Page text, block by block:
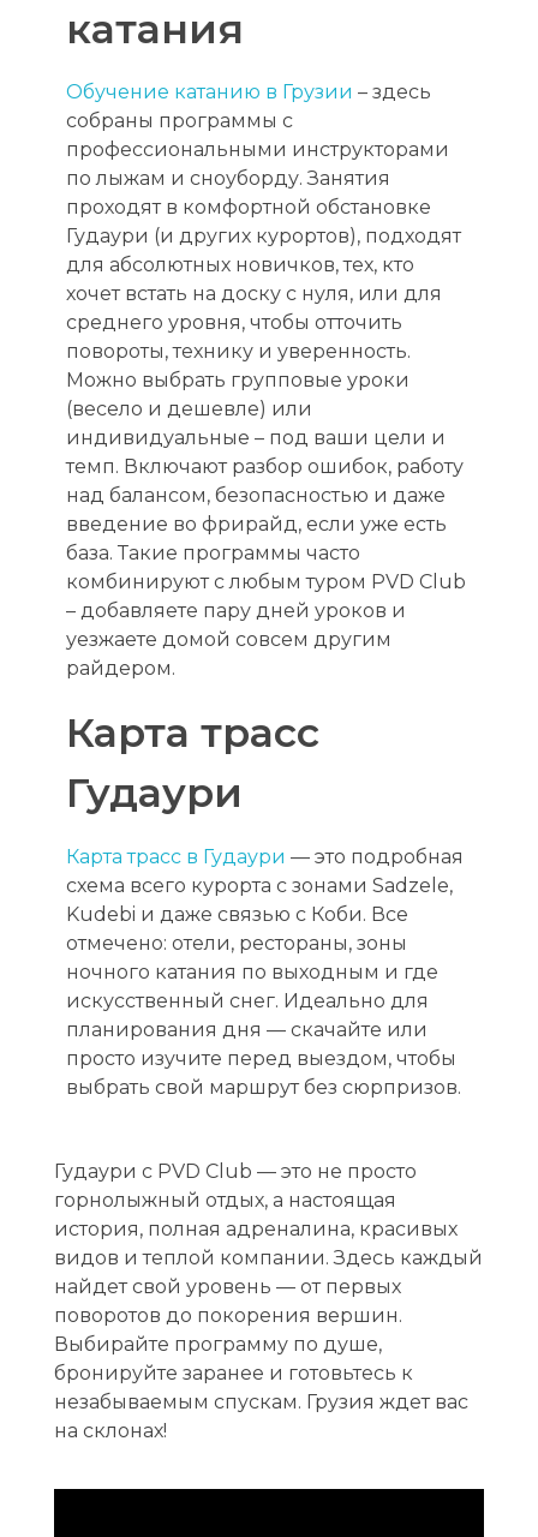
катания
Обучение катанию в Грузии – здесь
собраны программы с
профессиональными инструкторами
по лыжам и сноуборду. Занятия
проходят в комфортной обстановке
Гудаури (и других курортов), подходят
для абсолютных новичков, тех, кто
хочет встать на доску с нуля, или для
среднего уровня, чтобы отточить
повороты, технику и уверенность.
Можно выбрать групповые уроки
(весело и дешевле) или
индивидуальные – под ваши цели и
темп. Включают разбор ошибок, работу
над балансом, безопасностью и даже
введение во фрирайд, если уже есть
база. Такие программы часто
комбинируют с любым туром PVD Club
– добавляете пару дней уроков и
уезжаете домой совсем другим
райдером.
Карта трасс
Гудаури
Карта трасс в Гудаури — это подробная
схема всего курорта с зонами Sadzele,
Kudebi и даже связью с Коби. Все
отмечено: отели, рестораны, зоны
ночного катания по выходным и где
искусственный снег. Идеально для
планирования дня — скачайте или
просто изучите перед выездом, чтобы
выбрать свой маршрут без сюрпризов.
Гудаури с PVD Club — это не просто
горнолыжный отдых, а настоящая
история, полная адреналина, красивых
видов и теплой компании. Здесь каждый
найдет свой уровень — от первых
поворотов до покорения вершин.
Выбирайте программу по душе,
бронируйте заранее и готовьтесь к
незабываемым спускам. Грузия ждет вас
на склонах!